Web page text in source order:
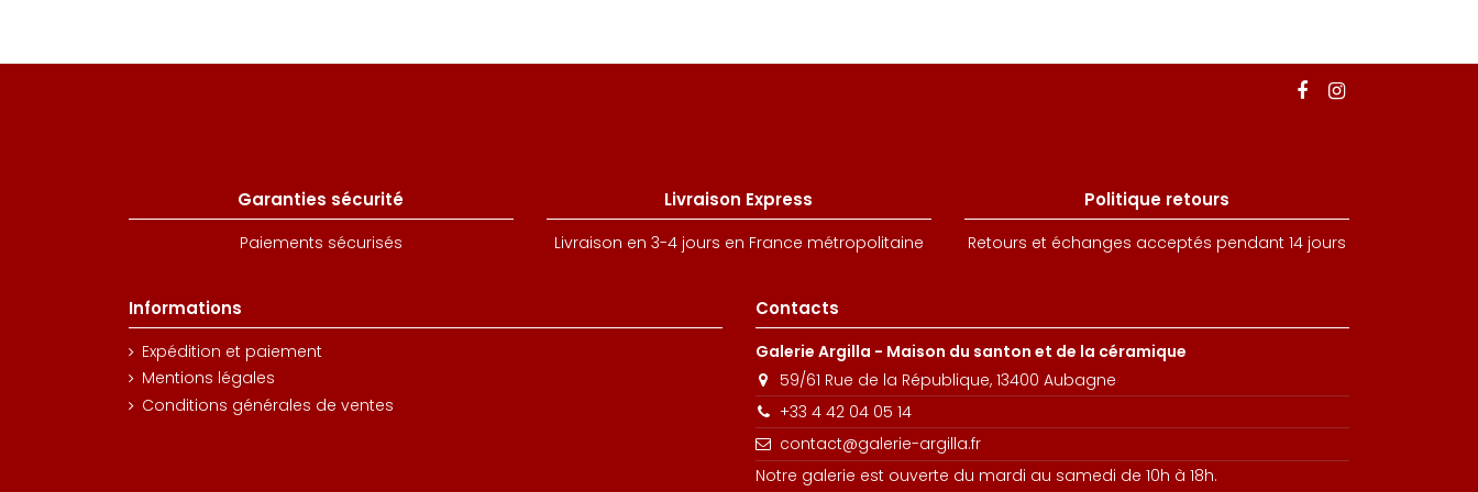
Garanties sécurité
Paiements sécurisés
Livraison Express
Livraison en 3-4 jours en France métropolitaine
Politique retours
Retours et échanges acceptés pendant 14 jours
Informations
Expédition et paiement
Mentions légales
Conditions générales de ventes
Contacts
Galerie Argilla - Maison du santon et de la céramique
59/61 Rue de la République, 13400 Aubagne
+33 4 42 04 05 14
contact@galerie-argilla.fr
Notre galerie est ouverte du mardi au samedi de 10h à 18h.